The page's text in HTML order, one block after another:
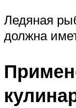
Ледяная
должна